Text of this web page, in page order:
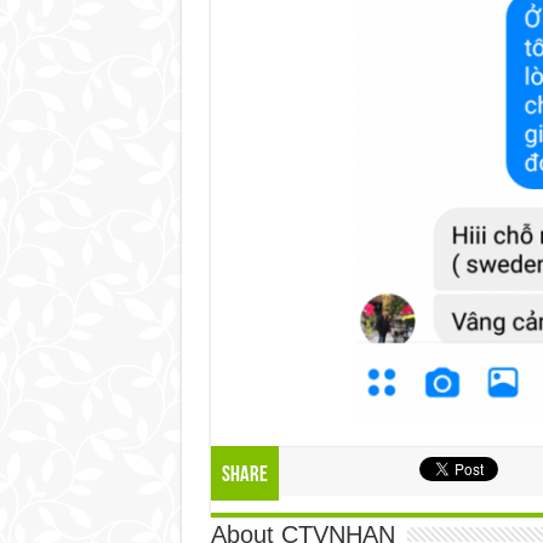
Share
About CTVNHAN